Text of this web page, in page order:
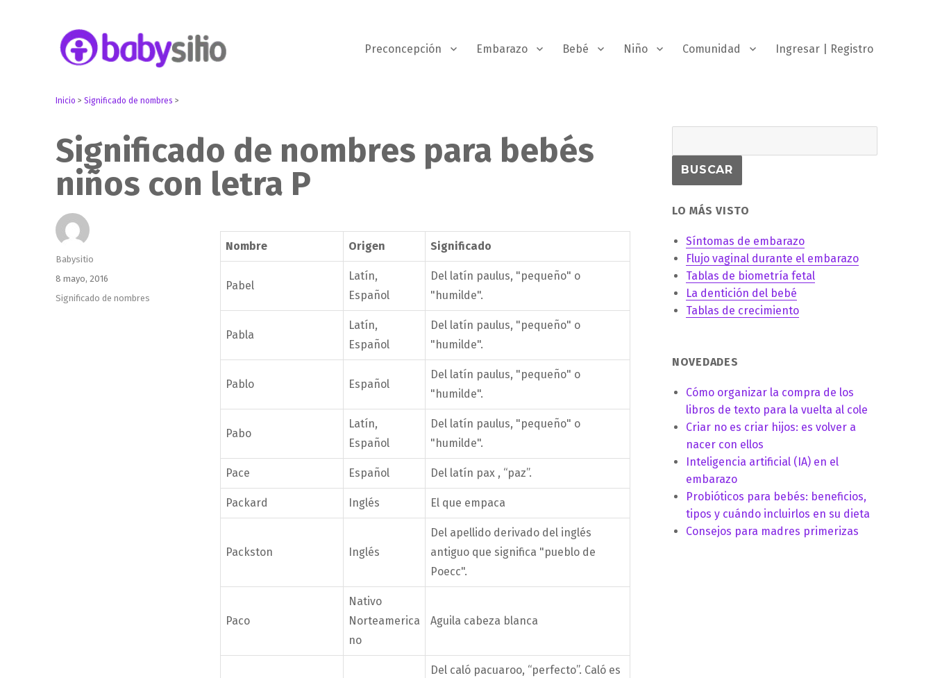
Preconcepción Embarazo Bebé Niño Comunidad Ingresar | Registro
Inicio >Significado de nombres >
Significado de nombres para bebés
niños con letra P
Nombre Origen Significado
Pabel
Latín,
Español
Del latín paulus, "pequeño" o
"humilde".
Pabla
Latín,
Español
Del latín paulus, "pequeño" o
"humilde".
Pablo Español
Del latín paulus, "pequeño" o
"humilde".
Pabo
Latín,
Español
Del latín paulus, "pequeño" o
"humilde".
Pace Español Del latín pax , “paz”.
Packard Inglés El que empaca
Packston Inglés
Del apellido derivado del inglés
antiguo que significa "pueblo de
Poecc".
Paco
Nativo
Norteamerica
no
Aguila cabeza blanca
Del caló pacuaroo, “perfecto”. Caló es
Autor
Babysitio
Publicado
el
8 mayo, 2016
Categorías
Significado de nombres
LO MÁS VISTO
Síntomas de embarazo
Flujo vaginal durante el embarazo
Tablas de biometría fetal
La dentición del bebé
Tablas de crecimiento
NOVEDADES
Cómo organizar la compra de los
libros de texto para la vuelta al cole
Criar no es criar hijos: es volver a
nacer con ellos
Inteligencia artificial (IA) en el
embarazo
Probióticos para bebés: beneficios,
tipos y cuándo incluirlos en su dieta
Consejos para madres primerizas